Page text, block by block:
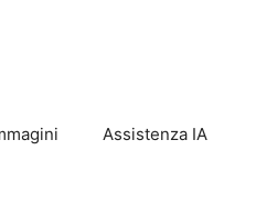
Assistenza IA